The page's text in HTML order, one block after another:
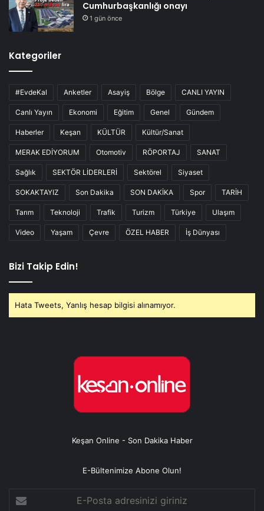
Cumhurbaşkanlığı onayı
1 gün önce
Kategoriler
#EvdeKal Anketler Asayiş Bölge CANLI YAYIN
Canlı Yayın Ekonomi Eğitim Genel Gündem
Haberler Keşan KÜLTÜR Kültür/Sanat
MERAK EDİYORUM Otomotiv RÖPORTAJ SANAT
Sağlık SEKTÖR LİDERLERİ Sektörel Siyaset
SOKAKTAYIZ Son Dakika SON DAKİKA Spor TARİH
Tarım Teknoloji Trafik Turizm Türkiye Ulaşım
Video Yaşam Çevre ÖZEL HABER İş Dünyası
Bizi Takip Edin!
Hata Tweets, Yanlış hesap bilgisi alınamıyor.
Keşan Online - Son Dakika Haber
E-Bültenimize Abone Olun!
Posta